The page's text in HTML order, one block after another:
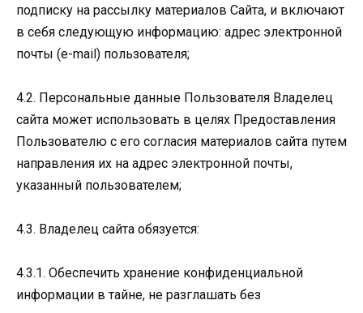
подписку на рассылку материалов Сайта, и включают
в себя следующую информацию: адрес электронной
почты (e-mail) пользователя;
4.2. Персональные данные Пользователя Владелец
сайта может использовать в целях Предоставления
Пользователю с его согласия материалов сайта путем
направления их на адрес электронной почты,
указанный пользователем;
4.3. Владелец сайта обязуется:
4.3.1. Обеспечить хранение конфиденциальной
информации в тайне, не разглашать без